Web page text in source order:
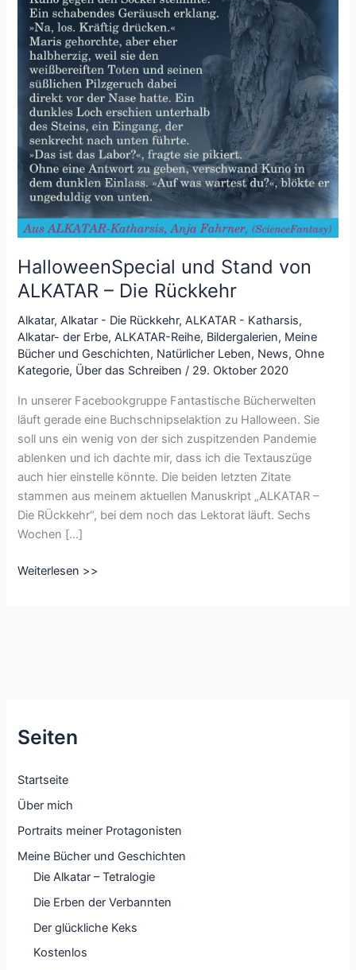
HalloweenSpecial und Stand von
ALKATAR – Die Rückkehr
Alkatar,Alkatar - Die Rückkehr,ALKATAR - Katharsis,
Alkatar- der Erbe,ALKATAR-Reihe, Bildergalerien, Meine
Bücher und Geschichten, Natürlicher Leben, News, Ohne
Kategorie, Über das Schreiben / 29. Oktober 2020
In unserer Facebookgruppe Fantastische Bücherwelten
läuft gerade eine Buchschnipselaktion zu Halloween. Sie
soll uns ein wenig von der sich zuspitzenden Pandemie
ablenken und ich dachte mir, dass ich die Textauszüge
auch hier einstelle könnte. Die beiden letzten Zitate
stammen aus meinem aktuellen Manuskript „ALKATAR –
Die RÜckkehr“, bei dem noch das Lektorat läuft. Sechs
Wochen […]
HalloweenSpecial
Weiterlesen >>
Seiten
Startseite
Über mich
Portraits meiner Protagonisten
Meine Bücher und Geschichten
Die Alkatar – Tetralogie
Die Erben der Verbannten
Der glückliche Keks
Kostenlos